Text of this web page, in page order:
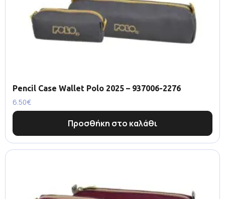
Pencil Case Wallet Polo 2025 – 937006-2276
6.50€
Προσθήκη στο καλάθι